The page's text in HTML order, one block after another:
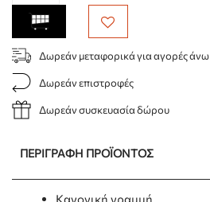
Δωρεάν μεταφορικά για αγορές
Δωρεάν επιστροφές
Δωρεάν συσκευασία δώρου
ΠΕΡΙΓΡΑΦΉ ΠΡΟΪΌΝΤΟΣ
Κανονική γραμμή